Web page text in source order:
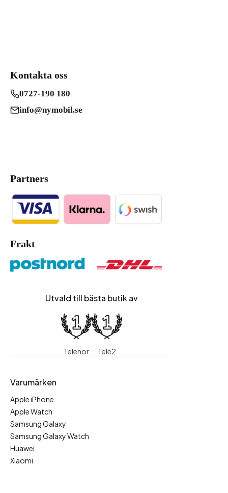
Kontakta oss
0727-190 180
info@nymobil.se
Partners
Frakt
Utvald till bästa butik av
Telenor Tele2
Varumärken
Apple iPhone
Apple Watch
Samsung Galaxy
Samsung Galaxy Watch
Huawei
Xiaomi